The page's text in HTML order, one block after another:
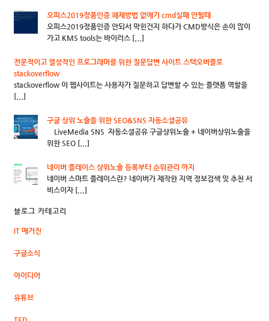
오피스2019정품인증 해제방법 없애기 cmd실패 안될때
오피스2019정품인증 안되서 막힌건지 하다가 CMD방식은 손이 많이
가고 KMS tools는 바이러스 [...]
전문적이고 열성적인 프로그래머를 위한 질문답변 사이트 스텍오버플로
stackoverflow
stackoverflow 이 웹사이트는 사용자가 질문하고 답변할 수 있는 플랫폼 역할을
[...]
구글 상위 노출을 위한 SEO&SNS 자동소셜공유
LiveMedia SNS 자동소셜공유 구글상위노출 + 네이버상위노출을
위한 SEO [...]
네이버 플레이스 상위노출 등록부터 순위관리 까지
네이버 스마트 플레이스란? 네이버가 제작한 지역 정보검색 및 추천 서
비스이자 [...]
블로그 카테고리
IT 매거진
구글소식
아이디어
유튜브